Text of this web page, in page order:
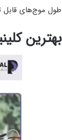
طول موج‌های قابل
بهترین